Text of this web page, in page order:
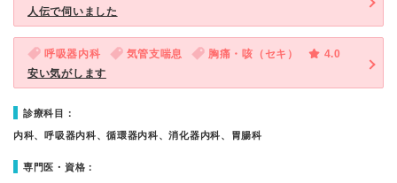
人伝で伺いました
呼吸器内科 気管支喘息 胸痛・咳（セキ）
4.0
安い気がします
診療科目：
内科、呼吸器内科、循環器内科、消化器内科、胃腸科
専門医・資格：